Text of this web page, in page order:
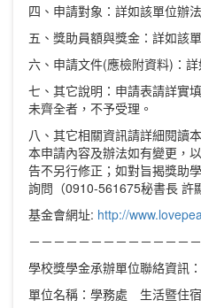
四、申請對象：詳如該單位辦
五、獎助員額與獎金：詳如該
六、申請文件(應檢附資料)：
七、其它說明：申請表請詳實
未齊全者，不予受理。
八、其它相關資訊請詳細閱讀
本申請內容及辦法如有變更，
告不另行修正；如對旨揭獎助
詢問（0910-561675秘書長 許
基金會網址: http://
－－－－－－－－－－－－－
學校獎學金承辦單位聯絡資訊：
單位名稱：學務處 生活暨住